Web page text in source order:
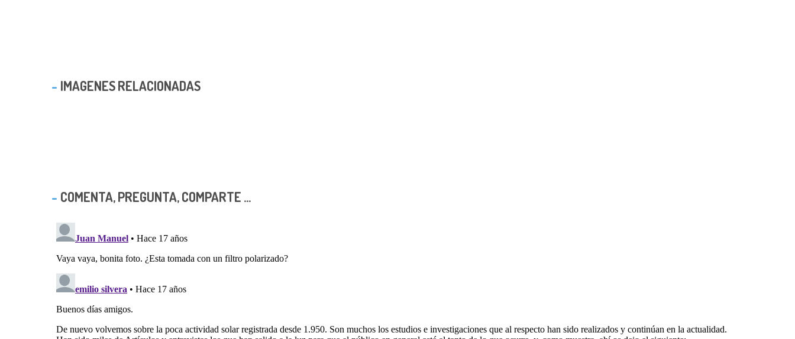
IMAGENES RELACIONADAS
COMENTA, PREGUNTA, COMPARTE ...